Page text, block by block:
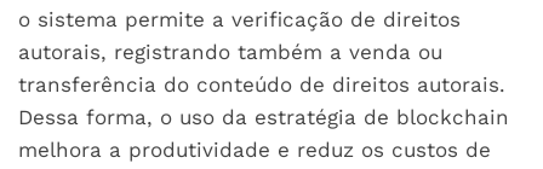
o sistema permite a verificação de direitos
autorais, registrando também a venda ou
transferência do conteúdo de direitos autorais.
Dessa forma, o uso da estratégia de blockchain
melhora a produtividade e reduz os custos de